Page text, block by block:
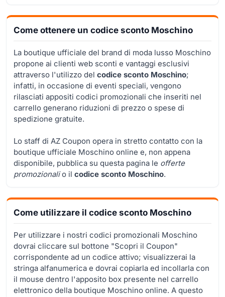
Come ottenere un codice sconto Moschino
La boutique ufficiale del brand di moda lusso Moschino
propone ai clienti web sconti e vantaggi esclusivi
attraverso l'utilizzo del codice sconto Moschino;
infatti, in occasione di eventi speciali, vengono
rilasciati appositi codici promozionali che inseriti nel
carrello generano riduzioni di prezzo o spese di
spedizione gratuite.
Lo staff di AZ Coupon opera in stretto contatto con la
boutique ufficiale Moschino online e, non appena
disponibile, pubblica su questa pagina le offerte
promozionalio il codice sconto Moschino.
Come utilizzare il codice sconto Moschino
Per utilizzare i nostri codici promozionali Moschino
dovrai cliccare sul bottone "Scopri il Coupon"
corrispondente ad un codice attivo; visualizzerai la
stringa alfanumerica e dovrai copiarla ed incollarla con
il mouse dentro l'apposito box presente nel carrello
elettronico della boutique Moschino online. A questo